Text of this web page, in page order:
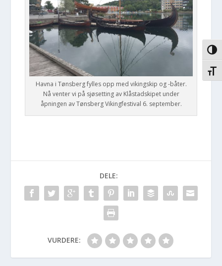
Havna i Tønsberg fylles opp med vikingskip og -båter.
Nå venter vi på sjøsetting av Klåstadskipet under
åpningen av Tønsberg Vikingfestival 6. september.
DELE:
VURDERE: